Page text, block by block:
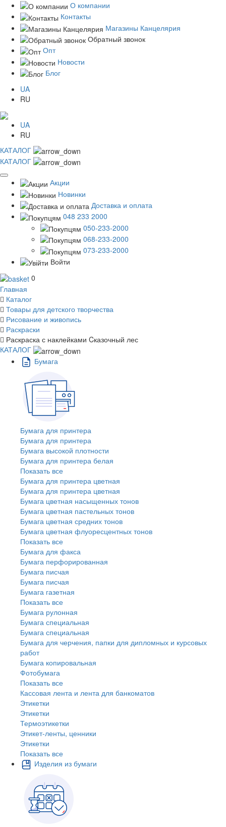
О компании
Контакты
Магазины Канцелярия
Обратный звонок
Опт
Новости
Блог
UA
RU
UA
RU
КАТАЛОГ
КАТАЛОГ
Акции
Новинки
Доставка и оплата
048 233 2000
050-233-2000
068-233-2000
073-233-2000
Войти
0
Главная
Каталог
Товары для детского творчества
Рисование и живопись
Раскраски
Раскраска с наклейками Cказочный лес
КАТАЛОГ
Бумага
Бумага для принтера
Бумага для принтера
Бумага высокой плотности
Бумага для принтера белая
Показать все
Бумага для принтера цветная
Бумага для принтера цветная
Бумага цветная насыщенных тонов
Бумага цветная пастельных тонов
Бумага цветная средних тонов
Бумага цветная флуоресцентных тонов
Показать все
Бумага для факса
Бумага перфорированная
Бумага писчая
Бумага писчая
Бумага газетная
Показать все
Бумага рулонная
Бумага специальная
Бумага специальная
Бумага для черчения, папки для дипломных и курсовых
работ
Бумага копировальная
Фотобумага
Показать все
Кассовая лента и лента для банкоматов
Этикетки
Этикетки
Термоэтикетки
Этикет-ленты, ценники
Этикетки
Показать все
Изделия из бумаги